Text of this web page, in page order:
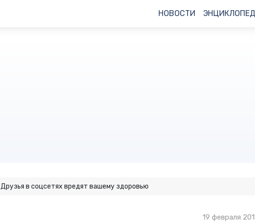
НОВОСТИ
Друзья в соцсетях вредят вашему здоровью
19 февраля